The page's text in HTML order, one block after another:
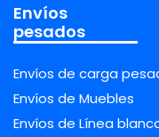
Envíos
pesados
Envíos de carga
Envíos de Muebles
Envíos de Línea